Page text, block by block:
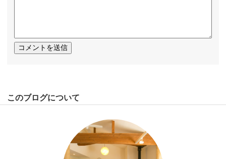
このブログについて